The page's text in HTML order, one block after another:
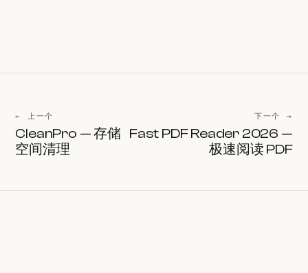
← 上一个
CleanPro — 存储
空间清理
下一个 →
Fast PDF Reader 2026 —
极速阅读 PDF